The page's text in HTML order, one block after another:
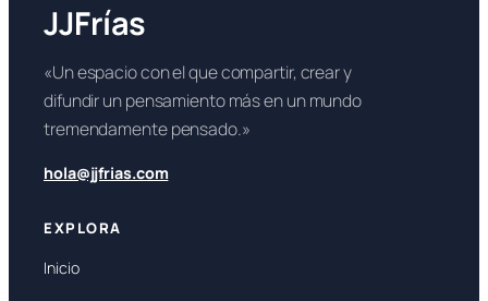
JJFrías
«Un espacio con el que compartir, crear y
difundir un pensamiento más en un mundo
tremendamente pensado.»
hola@jjfrias.com
EXPLORA
Inicio